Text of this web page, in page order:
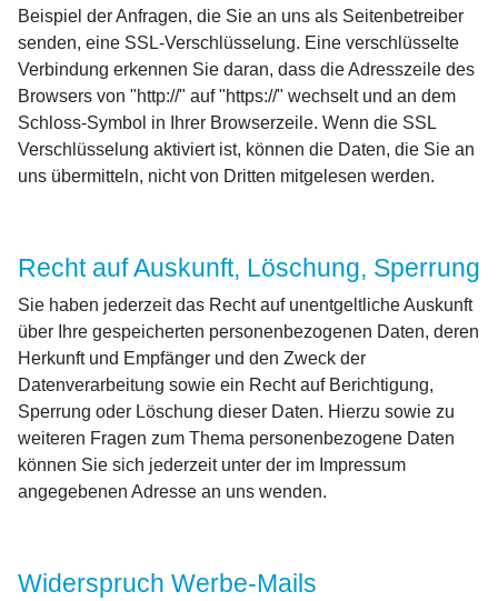
Beispiel der Anfragen, die Sie an uns als Seitenbetreiber
senden, eine SSL-Verschlüsselung. Eine verschlüsselte
Verbindung erkennen Sie daran, dass die Adresszeile des
Browsers von "http://" auf "https://" wechselt und an dem
Schloss-Symbol in Ihrer Browserzeile. Wenn die SSL
Verschlüsselung aktiviert ist, können die Daten, die Sie an
uns übermitteln, nicht von Dritten mitgelesen werden.
Recht auf Auskunft, Löschung, Sperrung
Sie haben jederzeit das Recht auf unentgeltliche Auskunft
über Ihre gespeicherten personenbezogenen Daten, deren
Herkunft und Empfänger und den Zweck der
Datenverarbeitung sowie ein Recht auf Berichtigung,
Sperrung oder Löschung dieser Daten. Hierzu sowie zu
weiteren Fragen zum Thema personenbezogene Daten
können Sie sich jederzeit unter der im Impressum
angegebenen Adresse an uns wenden.
Widerspruch Werbe-Mails